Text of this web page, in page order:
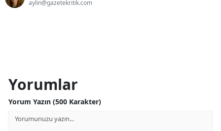
aylin@gazetekritik.com
Yorumlar
Yorum Yazın (500 Karakter)